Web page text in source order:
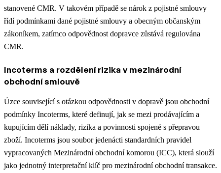
stanovené CMR. V takovém případě se nárok z pojistné smlouvy
řídí podmínkami dané pojistné smlouvy a obecným občanským
zákoníkem, zatímco odpovědnost dopravce zůstává regulována
CMR.
Incoterms a rozdělení rizika v mezinárodní
obchodní smlouvě
Úzce související s otázkou odpovědnosti v dopravě jsou obchodní
podmínky Incoterms, které definují, jak se mezi prodávajícím a
kupujícím dělí náklady, rizika a povinnosti spojené s přepravou
zboží. Incoterms jsou soubor jedenácti standardních pravidel
vypracovaných Mezinárodní obchodní komorou (ICC), která slouží
jako jednotný interpretační klíč pro mezinárodní obchodní transakce.